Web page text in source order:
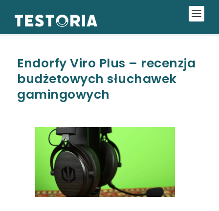
Endorfy Viro Plus – recenzja
budżetowych słuchawek
gamingowych